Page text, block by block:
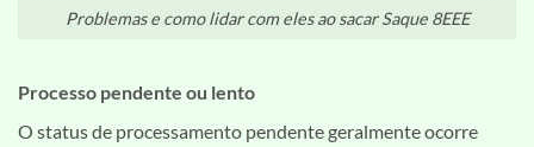
Problemas e como lidar com eles ao sacar Saque 8EEE
Processo pendente ou lento
O status de processamento pendente geralmente ocorre